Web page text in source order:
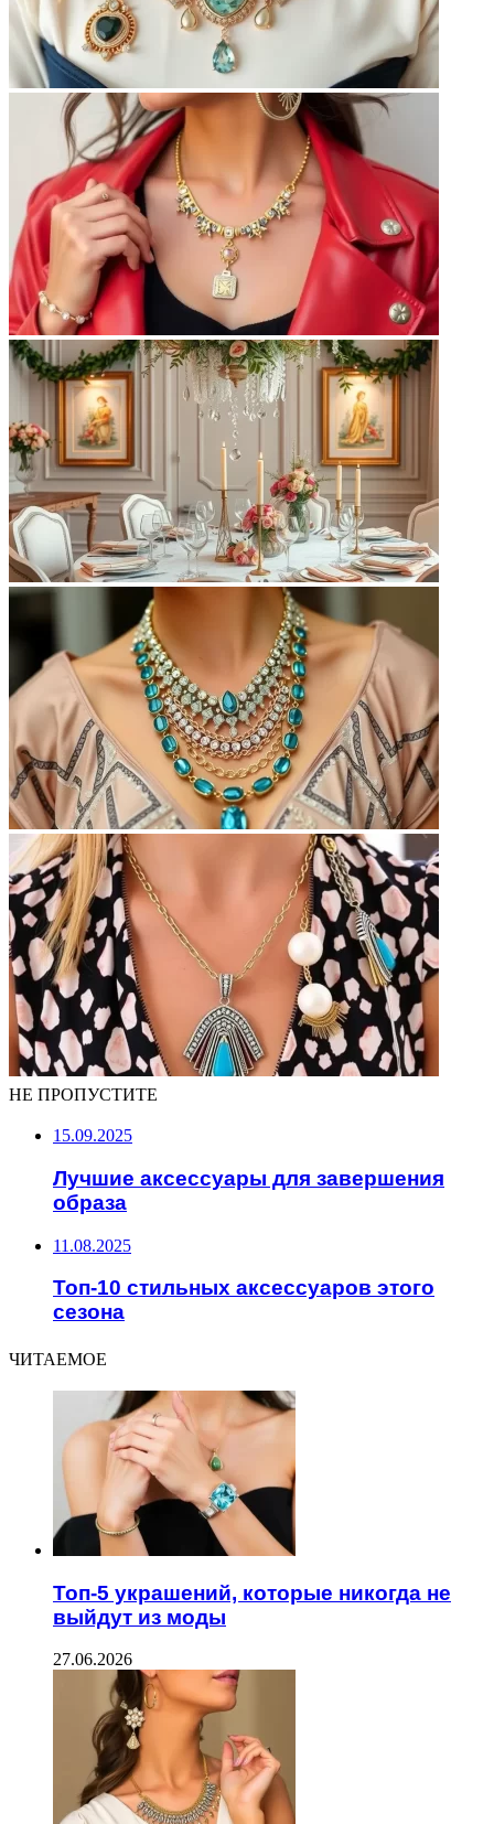
НЕ ПРОПУСТИТЕ
15.09.2025
Лучшие аксессуары для завершения
образа
11.08.2025
Топ-10 стильных аксессуаров этого
сезона
ЧИТАЕМОЕ
Топ-5 украшений, которые никогда не
выйдут из моды
27.06.2026